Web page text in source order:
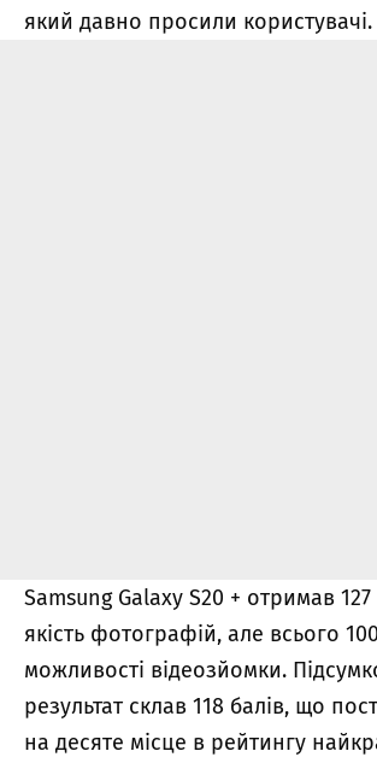
який давно просили користувачі.
Samsung Galaxy S20 + отримав 127
якість фотографій, але всього
можливості відеозйомки.
результат склав 118 балів, що
на десяте місце в рейтингу